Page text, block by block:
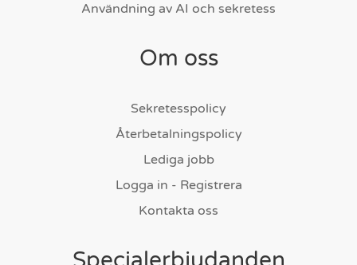
Användning av AI och sekretess
Om oss
Sekretesspolicy
Återbetalningspolicy
Lediga jobb
Logga in - Registrera
Kontakta oss